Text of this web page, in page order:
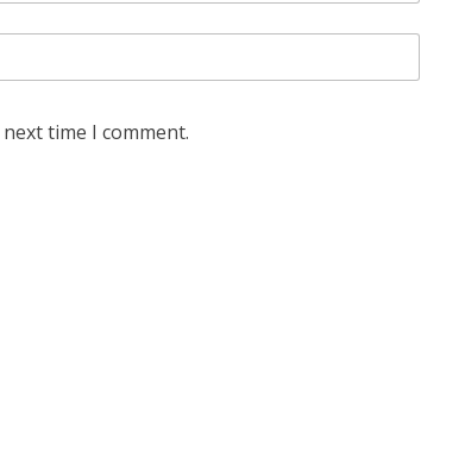
time I comment.